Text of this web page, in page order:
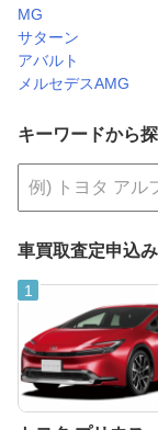
MG
サターン
アバルト
メルセデスAMG
キーワードから
車買取査定申込